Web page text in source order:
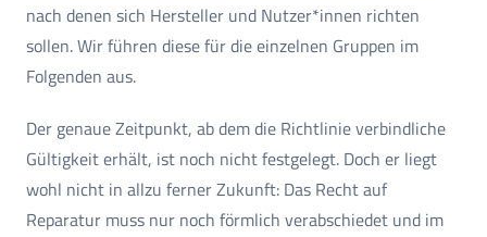
nach denen sich Hersteller und Nutzer*innen richten
sollen. Wir führen diese für die einzelnen Gruppen im
Folgenden aus.
Der genaue Zeitpunkt, ab dem die Richtlinie verbindliche
Gültigkeit erhält, ist noch nicht festgelegt. Doch er liegt
wohl nicht in allzu ferner Zukunft: Das Recht auf
Reparatur muss nur noch förmlich verabschiedet und im